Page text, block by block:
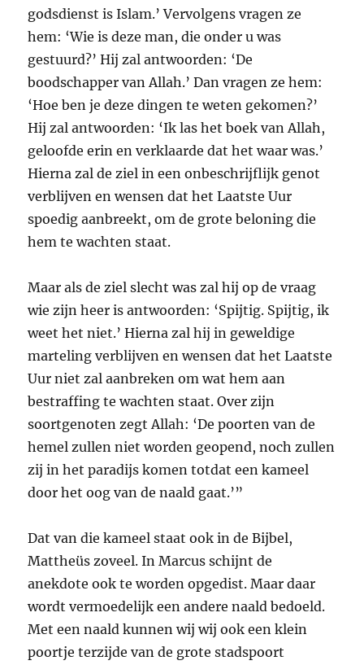
godsdienst is Islam.’ Vervolgens vragen ze
hem: ‘Wie is deze man, die onder u was
gestuurd?’ Hij zal antwoorden: ‘De
boodschapper van Allah.’ Dan vragen ze hem:
‘Hoe ben je deze dingen te weten gekomen?’
Hij zal antwoorden: ‘Ik las het boek van Allah,
geloofde erin en verklaarde dat het waar was.’
Hierna zal de ziel in een onbeschrijflijk genot
verblijven en wensen dat het Laatste Uur
spoedig aanbreekt, om de grote beloning die
hem te wachten staat.
Maar als de ziel slecht was zal hij op de vraag
wie zijn heer is antwoorden: ‘Spijtig. Spijtig, ik
weet het niet.’ Hierna zal hij in geweldige
marteling verblijven en wensen dat het Laatste
Uur niet zal aanbreken om wat hem aan
bestraffing te wachten staat. Over zijn
soortgenoten zegt Allah: ‘De poorten van de
hemel zullen niet worden geopend, noch zullen
zij in het paradijs komen totdat een kameel
door het oog van de naald gaat.’”
Dat van die kameel staat ook in de Bijbel,
Mattheüs zoveel. In Marcus schijnt de
anekdote ook te worden opgedist. Maar daar
wordt vermoedelijk een andere naald bedoeld.
Met een naald kunnen wij wij ook een klein
poortje terzijde van de grote stadspoort